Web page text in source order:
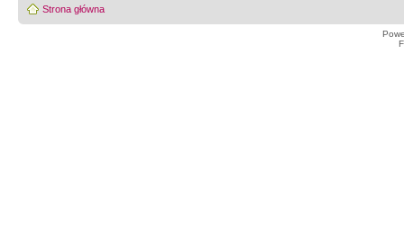
Strona główna